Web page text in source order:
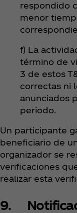
respondido
menor
f) La
término de
3 de estos
correctas ni
anunciados
periodo.
Un participante
beneficiario de
organizador se
verificaciones
realizar esta
9.